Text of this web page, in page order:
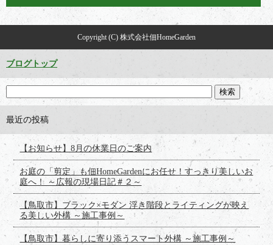
Copyright (C) 株式会社佃HomeGarden
ブログトップ
最近の投稿
【お知らせ】8月の休業日のご案内
お庭の「剪定」も佃HomeGardenにお任せ！すっきり美しいお
庭へ！ ～広報の現場日記＃２～
【鳥取市】ブラック×モダン 浮き階段とライティングが映え
る美しい外構 ～施工事例～
【鳥取市】暮らしに寄り添うスマート外構 ～施工事例～